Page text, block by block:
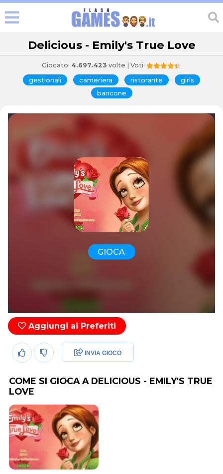
Delicious - Emily's True Love
Giocato: 4.697.423 volte | Voti:
gestionali cameriera ristorante
girls
bancone
GIOCA
Aggiungi ai Preferiti
INVIA GIOCO
COME SI GIOCA A DELICIOUS - EMILY'S TRUE
LOVE